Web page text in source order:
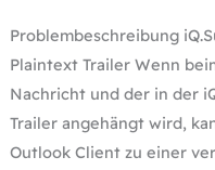
Problembeschreibung
Plaintext Trailer Wenn
Nachricht und der in der
Trailer angehängt wird,
Outlook Client zu einer